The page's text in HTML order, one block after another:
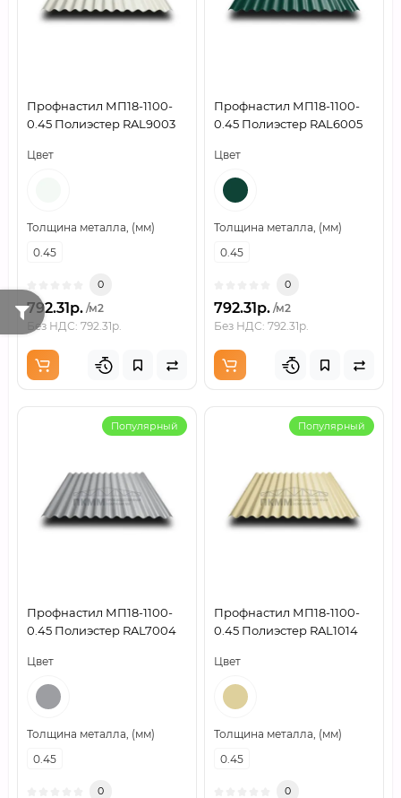
Профнастил МП18-1100-
0.45 Полиэстер RAL9003
Цвет
Толщина металла, (мм)
0.45
0
792.31р. /м2
Без НДС: 792.31р.
Профнастил МП18-1100-
0.45 Полиэстер RAL6005
Цвет
Толщина металла, (мм)
0.45
0
792.31р. /м2
Без НДС: 792.31р.
Популярный
Профнастил МП18-1100-
0.45 Полиэстер RAL7004
Цвет
Толщина металла, (мм)
0.45
0
Популярный
Профнастил МП18-1100-
0.45 Полиэстер RAL1014
Цвет
Толщина металла, (мм)
0.45
0